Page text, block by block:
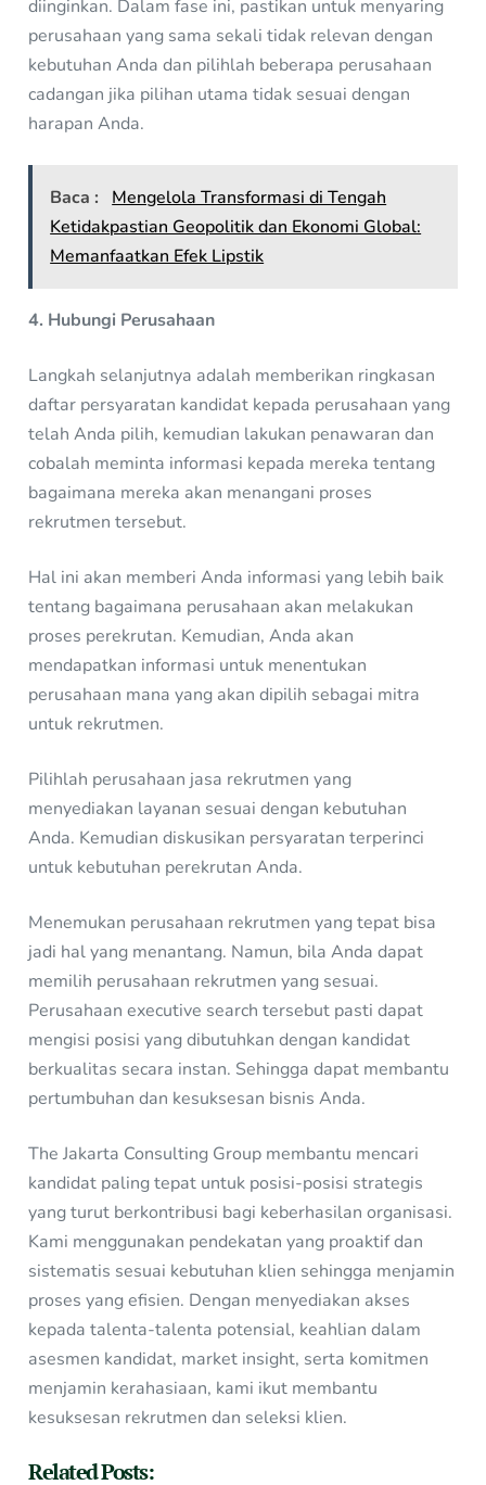
diinginkan. Dalam fase ini, pastikan untuk menyaring
perusahaan yang sama sekali tidak relevan dengan
kebutuhan Anda dan pilihlah beberapa perusahaan
cadangan jika pilihan utama tidak sesuai dengan
harapan Anda.
Baca :
Mengelola Transformasi di Tengah
Ketidakpastian Geopolitik dan Ekonomi Global:
Memanfaatkan Efek Lipstik
4. Hubungi Perusahaan
Langkah selanjutnya adalah memberikan ringkasan
daftar persyaratan kandidat kepada perusahaan yang
telah Anda pilih, kemudian lakukan penawaran dan
cobalah meminta informasi kepada mereka tentang
bagaimana mereka akan menangani proses
rekrutmen tersebut.
Hal ini akan memberi Anda informasi yang lebih baik
tentang bagaimana perusahaan akan melakukan
proses perekrutan. Kemudian, Anda akan
mendapatkan informasi untuk menentukan
perusahaan mana yang akan dipilih sebagai mitra
untuk rekrutmen.
Pilihlah perusahaan jasa rekrutmen yang
menyediakan layanan sesuai dengan kebutuhan
Anda. Kemudian diskusikan persyaratan terperinci
untuk kebutuhan perekrutan Anda.
Menemukan perusahaan rekrutmen yang tepat bisa
jadi hal yang menantang. Namun, bila Anda dapat
memilih perusahaan rekrutmen yang sesuai.
Perusahaan executive search tersebut pasti dapat
mengisi posisi yang dibutuhkan dengan kandidat
berkualitas secara instan. Sehingga dapat membantu
pertumbuhan dan kesuksesan bisnis Anda.
The Jakarta Consulting Group membantu mencari
kandidat paling tepat untuk posisi-posisi strategis
yang turut berkontribusi bagi keberhasilan organisasi.
Kami menggunakan pendekatan yang proaktif dan
sistematis sesuai kebutuhan klien sehingga menjamin
proses yang efisien. Dengan menyediakan akses
kepada talenta-talenta potensial, keahlian dalam
asesmen kandidat, market insight, serta komitmen
menjamin kerahasiaan, kami ikut membantu
kesuksesan rekrutmen dan seleksi klien.
Related Posts: